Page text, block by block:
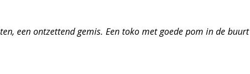
een ontzettend gemis. Een toko met goede pom in de buurt